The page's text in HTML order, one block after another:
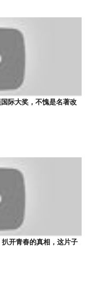
际大奖，不愧是名著改
开青春的真相，这片子